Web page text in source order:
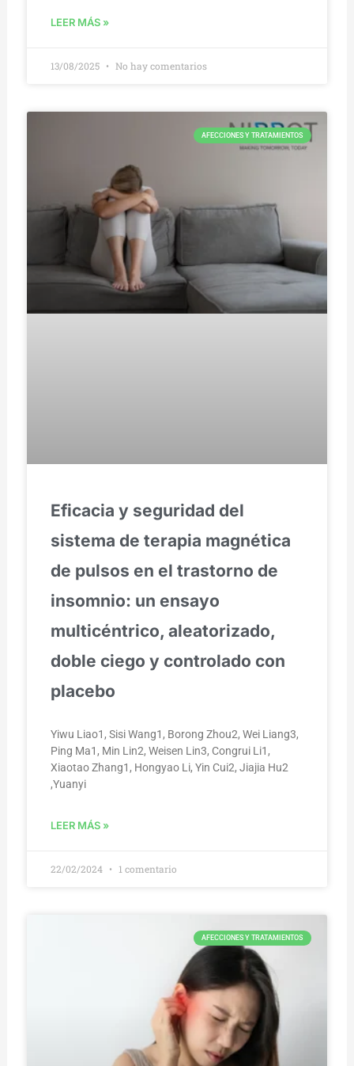
LEER MÁS »
13/08/2025 No hay comentarios
AFECCIONES Y TRATAMIENTOS
Eficacia y seguridad del
sistema de terapia magnética
de pulsos en el trastorno de
insomnio: un ensayo
multicéntrico, aleatorizado,
doble ciego y controlado con
placebo
Yiwu Liao1, Sisi Wang1, Borong Zhou2, Wei Liang3,
Ping Ma1, Min Lin2, Weisen Lin3, Congrui Li1,
Xiaotao Zhang1, Hongyao Li, Yin Cui2, Jiajia Hu2
,Yuanyi
LEER MÁS »
22/02/2024 1 comentario
AFECCIONES Y TRATAMIENTOS